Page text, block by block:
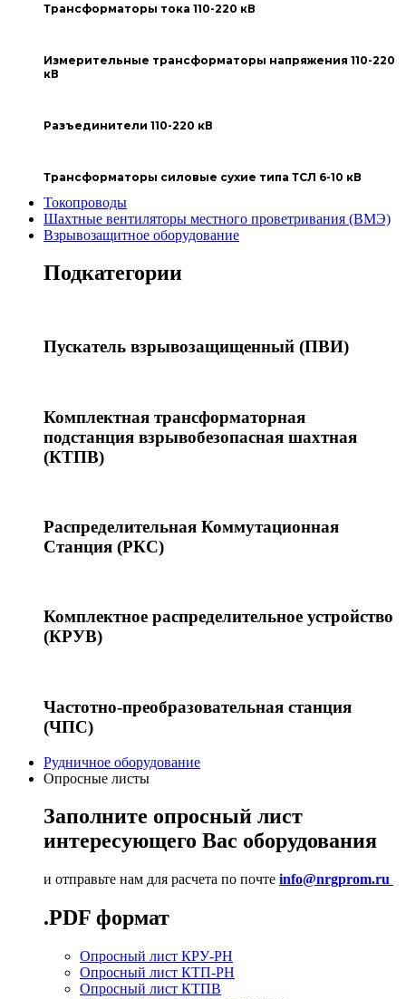
Трансформаторы тока 110-220 кВ
Измерительные трансформаторы напряжения 110-220
кВ
Разъединители 110-220 кВ
Трансформаторы силовые сухие типа ТСЛ 6-10 кВ
Токопроводы
Шахтные вентиляторы местного проветривания (ВМЭ)
Взрывозащитное оборудование
Подкатегории
Пускатель взрывозащищенный (ПВИ)
Комплектная трансформаторная
подстанция взрывобезопасная шахтная
(КТПВ)
Распределительная Коммутационная
Станция (РКС)
Комплектное распределительное устройство
(КРУВ)
Частотно-преобразовательная станция
(ЧПС)
Рудничное оборудование
Опросные листы
Заполните опросный лист
интересующего Вас оборудования
и отправьте нам для расчета по почте info@nrgprom.ru
.PDF формат
Опросный лист КРУ-РН
Опросный лист КТП-РН
Опросный лист КТПВ